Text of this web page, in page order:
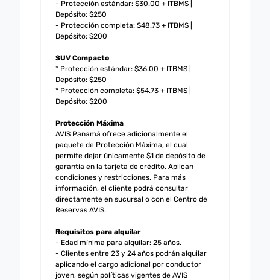
- Protección estándar: $30.00 + ITBMS |
Depósito: $250
- Protección completa: $48.73 + ITBMS |
Depósito: $200
SUV Compacto
* Protección estándar: $36.00 + ITBMS |
Depósito: $250
* Protección completa: $54.73 + ITBMS |
Depósito: $200
Protección Máxima
AVIS Panamá ofrece adicionalmente el
paquete de Protección Máxima, el cual
permite dejar únicamente $1 de depósito de
garantía en la tarjeta de crédito. Aplican
condiciones y restricciones. Para más
información, el cliente podrá consultar
directamente en sucursal o con el Centro de
Reservas AVIS.
Requisitos para alquilar
- Edad mínima para alquilar: 25 años.
- Clientes entre 23 y 24 años podrán alquilar
aplicando el cargo adicional por conductor
joven, según políticas vigentes de AVIS